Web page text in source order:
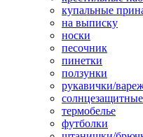
купальные
на выписку
носки
песочник
пинетки
ползунки
рукавички/
термобелье
футболки